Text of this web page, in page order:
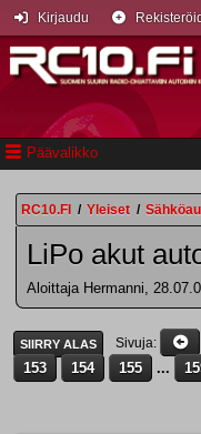
Päävalikko
Kirjaudu
RC10.FI / Yleiset /
LiPo akut
Aloittaja Hermanni,
SIIRRY ALAS Sivuja
153
154 155 ...